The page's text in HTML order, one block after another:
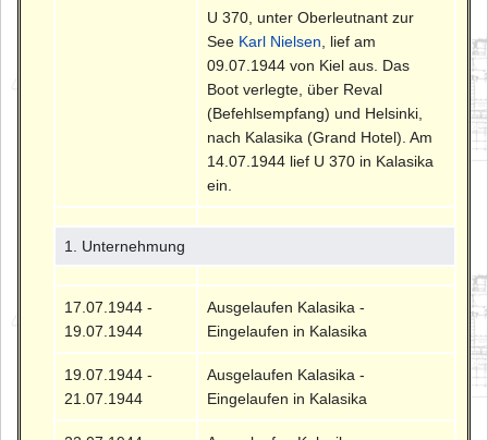
U 370, unter Oberleutnant zur
See Karl Nielsen , lief am
09.07.1944 von Kiel aus. Das
Boot verlegte, über Reval
(Befehlsempfang) und Helsinki,
nach Kalasika (Grand Hotel). Am
14.07.1944 lief U 370 in Kalasika
ein.
1. Unternehmung
17.07.1944 -
19.07.1944
Ausgelaufen Kalasika -
Eingelaufen in Kalasika
19.07.1944 -
21.07.1944
Ausgelaufen Kalasika -
Eingelaufen in Kalasika